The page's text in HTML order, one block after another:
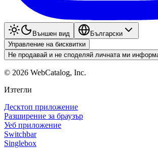
Външен вид
Български
Управление на бисквитки
Не продавай и не споделяй личната ми
© 2026 WebCatalog, Inc.
Изтегли
Десктоп приложение
Разширение за браузър
Уеб приложение
Switchbar
Singlebox